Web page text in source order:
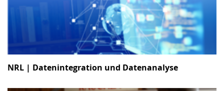
NRL | Datenintegration und Datenanalyse